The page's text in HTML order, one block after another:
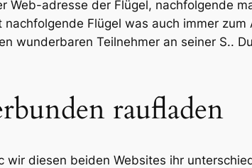
Web-adresse der Flügel, nachfolgende
Flügel was auch immer
wunderbaren Teilnehmer an seiner S..
raufladen
wir diesen beiden Websites ihr